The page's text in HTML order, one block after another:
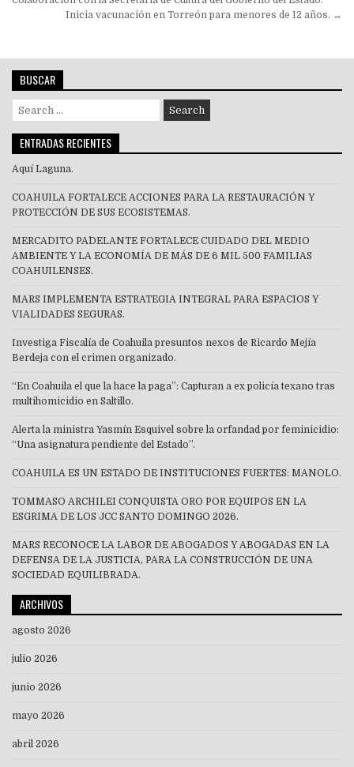
de
entradasInicia vacunación en Torreón para menores de 12 años. →
BUSCAR
Search
for:
ENTRADAS RECIENTES
Aquí Laguna.
COAHUILA FORTALECE ACCIONES PARA LA RESTAURACIÓN Y
PROTECCIÓN DE SUS ECOSISTEMAS.
MERCADITO PA´DELANTE FORTALECE CUIDADO DEL MEDIO
AMBIENTE Y LA ECONOMÍA DE MÁS DE 6 MIL 500 FAMILIAS
COAHUILENSES.
MARS IMPLEMENTA ESTRATEGIA INTEGRAL PARA ESPACIOS Y
VIALIDADES SEGURAS.
Investiga Fiscalía de Coahuila presuntos nexos de Ricardo Mejía
Berdeja con el crimen organizado.
“En Coahuila el que la hace la paga”: Capturan a ex policía texano tras
multihomicidio en Saltillo.
Alerta la ministra Yasmín Esquivel sobre la orfandad por feminicidio:
“Una asignatura pendiente del Estado”.
COAHUILA ES UN ESTADO DE INSTITUCIONES FUERTES: MANOLO.
TOMMASO ARCHILEI CONQUISTA ORO POR EQUIPOS EN LA
ESGRIMA DE LOS JCC SANTO DOMINGO 2026.
MARS RECONOCE LA LABOR DE ABOGADOS Y ABOGADAS EN LA
DEFENSA DE LA JUSTICIA, PARA LA CONSTRUCCIÓN DE UNA
SOCIEDAD EQUILIBRADA.
ARCHIVOS
agosto 2026
julio 2026
junio 2026
mayo 2026
abril 2026